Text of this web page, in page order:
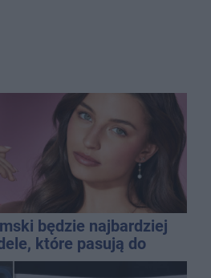
będzie najbardziej
które pasują do